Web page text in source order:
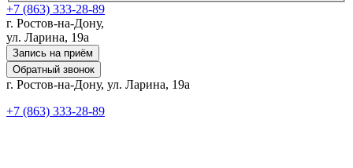
+7 (863) 333-28-89
г. Ростов-на-Дону,
ул. Ларина, 19а
Запись на приём
Обратный звонок
г. Ростов-на-Дону, ул. Ларина, 19а
+7 (863) 333-28-89